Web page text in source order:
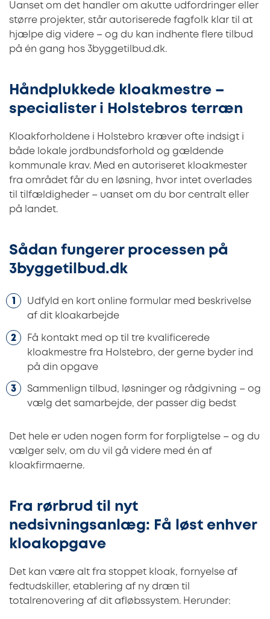
Uanset om det handler om akutte udfordringer eller
større projekter, står autoriserede fagfolk klar til at
hjælpe dig videre – og du kan indhente flere tilbud
på én gang hos 3byggetilbud.dk.
Håndplukkede kloakmestre –
specialister i Holstebros terræn
Kloakforholdene i Holstebro kræver ofte indsigt i
både lokale jordbundsforhold og gældende
kommunale krav. Med en autoriseret kloakmester
fra området får du en løsning, hvor intet overlades
til tilfældigheder – uanset om du bor centralt eller
på landet.
Sådan fungerer processen på
3byggetilbud.dk
Udfyld en kort online formular med beskrivelse
af dit kloakarbejde
Få kontakt med op til tre kvalificerede
kloakmestre fra Holstebro, der gerne byder ind
på din opgave
Sammenlign tilbud, løsninger og rådgivning – og
vælg det samarbejde, der passer dig bedst
Det hele er uden nogen form for forpligtelse – og du
vælger selv, om du vil gå videre med én af
kloakfirmaerne.
Fra rørbrud til nyt
nedsivningsanlæg: Få løst enhver
kloakopgave
Det kan være alt fra stoppet kloak, fornyelse af
fedtudskiller, etablering af ny dræn til
totalrenovering af dit afløbssystem. Herunder: